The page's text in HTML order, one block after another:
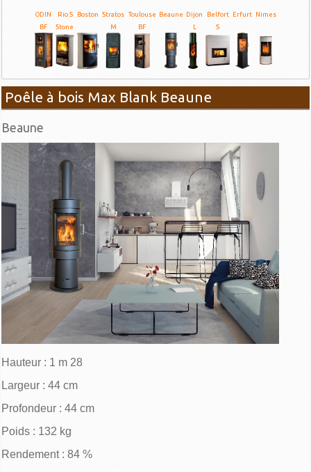
ODIN
BF
Rio S
Stone
Boston Stratos
M
Toulouse
BF
Beaune Dijon
L
Belfort
S
Erfurt Nimes
Poêle à bois Max Blank Beaune
Beaune
Hauteur : 1 m 28
Largeur : 44 cm
Profondeur : 44 cm
Poids : 132 kg
Rendement : 84 %